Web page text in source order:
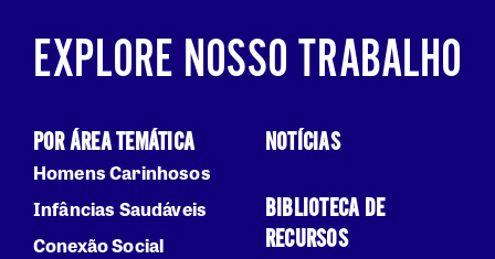
EXPLORE NOSSO TRABALHO
POR ÁREA TEMÁTICA
Homens Carinhosos
Infâncias Saudáveis
Conexão Social
NOTÍCIAS
BIBLIOTECA DE
RECURSOS